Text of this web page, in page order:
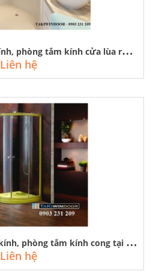
B
áo giá thi công cabin kính, phòng tắm kính cửa lùa rẻ đẹp tại hà nội
Liên hệ
C
ung cấp, lắp đặt cabin kính, phòng tắm kính cong tại hà nội
Liên hệ